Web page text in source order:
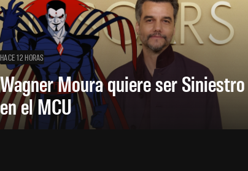
HACE 12 HORAS
Wagner Moura quiere ser Siniestro
en el MCU